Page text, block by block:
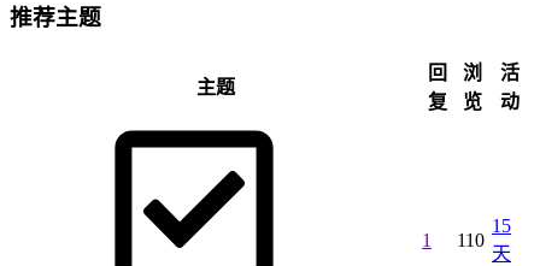
推荐主题
主题
回
复
浏
览
活
动
1 110
15
天